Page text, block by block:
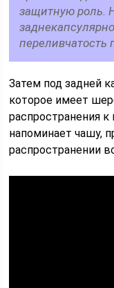
защитную роль.
переливчатость
Затем под задней
которое имеет
распространения
напоминает чашу,
распространении